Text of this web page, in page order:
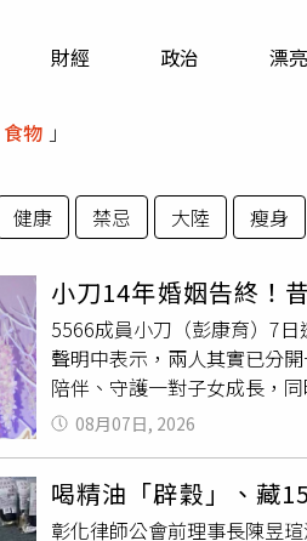
財經 政治 漂亮
食物 」
健康 禁忌 大陸 瘦身
小刀14年婚姻告終！
5566成員小刀（彭康育）7
聲明中表示，兩人其實已分
陪伴、守護一對子女成長，
轟動演藝圈的豪門戀情、浪
仿，兩人因朋友聚會結識，
Gaga演唱會後，戀情才正
期間，小刀為了向林文晴求
旅行，不僅包下直升機製造
08月07日, 2026
喝精油「辟穀」、藏
彰化律師公會前理事長陳昱